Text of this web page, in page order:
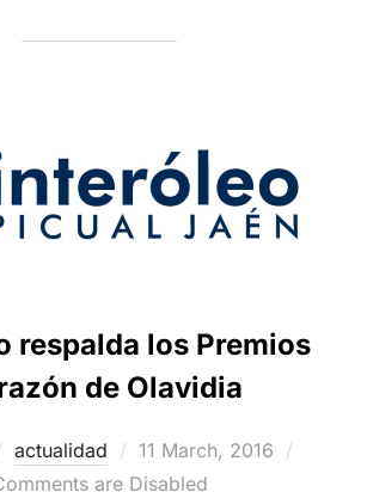
respalda los Premios
de Olavidia
actualidad
Posted
on
11 March, 2016
are Disabled